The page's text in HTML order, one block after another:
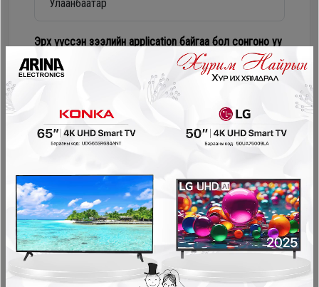
Эрх үүссэн зээлийн application байгаа бол сонгоно уу
Соно сонгодог зээл
PayOn - LeaseOn
NetPay - Шимтгэлгүй ав, хүүгүй төл